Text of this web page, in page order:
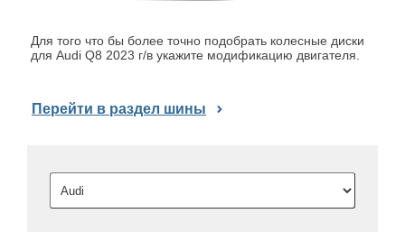
Для того что бы более точно подобрать колесные диски
для Audi Q8 2023 г/в укажите модификацию двигателя.
Перейти в раздел шины